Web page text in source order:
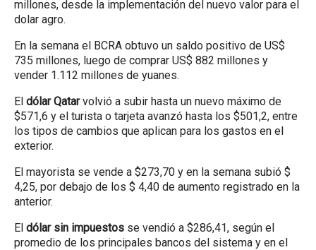
millones, desde la implementación del nuevo valor para el
dolar agro.
En la semana el BCRA obtuvo un saldo positivo de US$
735 millones, luego de comprar US$ 882 millones y
vender 1.112 millones de yuanes.
El dólar Qatarvolvió a subir hasta un nuevo máximo de
$571,6 y el turista o tarjeta avanzó hasta los $501,2, entre
los tipos de cambios que aplican para los gastos en el
exterior.
El mayorista se vende a $273,70 y en la semana subió $
4,25, por debajo de los $ 4,40 de aumento registrado en la
anterior.
El dólar sin impuestos se vendió a $286,41, según el
promedio de los principales bancos del sistema y en el